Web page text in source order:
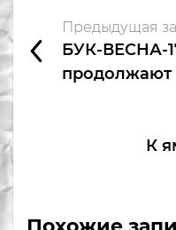
Предыдущая
БУК-ВЕСНА-
продолжают
К